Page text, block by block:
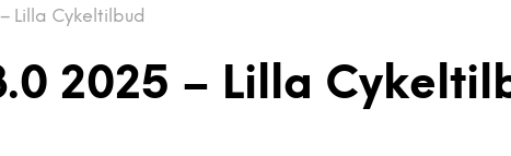
Lilla Cykeltilbud
2025 – Lilla